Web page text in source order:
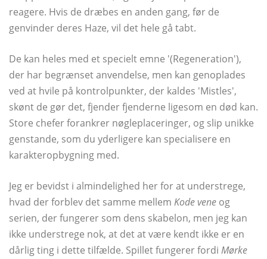
reagere. Hvis de dræbes en anden gang, før de
genvinder deres Haze, vil det hele gå tabt.
De kan heles med et specielt emne '(Regeneration'),
der har begrænset anvendelse, men kan genoplades
ved at hvile på kontrolpunkter, der kaldes 'Mistles',
skønt de gør det, fjender fjenderne ligesom en død kan.
Store chefer forankrer nøgleplaceringer, og slip unikke
genstande, som du yderligere kan specialisere en
karakteropbygning med.
Jeg er bevidst i almindelighed her for at understrege,
hvad der forblev det samme mellem Kode vene og
serien, der fungerer som dens skabelon, men jeg kan
ikke understrege nok, at det at være kendt ikke er en
dårlig ting i dette tilfælde. Spillet fungerer fordi Mørke